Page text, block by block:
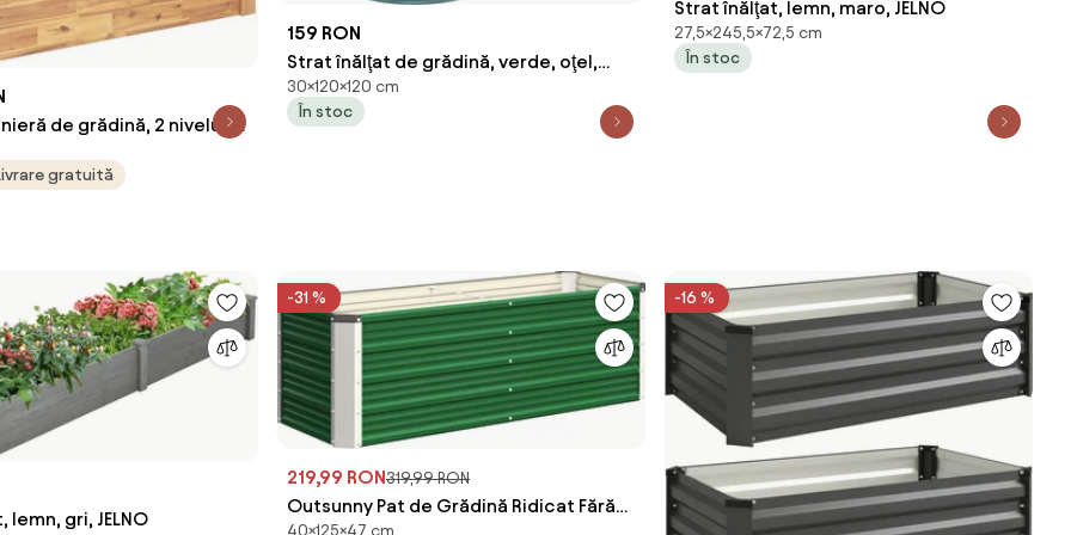
de grădină, 2 niveluri,
gratuită
159 RON
Strat înălţat de grădină, verde, oţel,
SADAN TYP 7
30×120×120 cm
În stoc
Strat înălţat, lemn, maro, JELNO
27,5×245,5×72,5 cm
În stoc
gri, JELNO
-31 %
219,99 RON319,99 RON
Outsunny Pat de Grădină Ridicat Fără
40×125×47 cm
-16 %